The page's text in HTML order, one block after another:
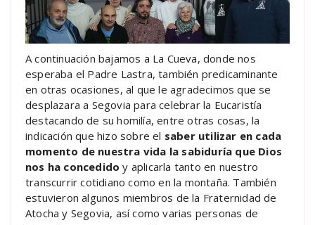
A continuación bajamos a La Cueva, donde nos
esperaba el Padre Lastra, también predicaminante
en otras ocasiones, al que le agradecimos que se
desplazara a Segovia para celebrar la Eucaristía
destacando de su homilía, entre otras cosas, la
indicación que hizo sobre el saber utilizar en cada
momento de nuestra vida la sabiduría que Dios
nos ha concedido y aplicarla tanto en nuestro
transcurrir cotidiano como en la montaña. También
estuvieron algunos miembros de la Fraternidad de
Atocha y Segovia, así como varias personas de